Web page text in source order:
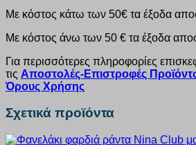
Με κόστος κάτω των 50€ τα έξοδα
Με κόστος άνω των 50 € τα έξοδα
Για περισσότερες πληροφορίες
τις Αποστολές-Επιστροφές
Όρους Χρήσης
Σχετικά προϊόντα